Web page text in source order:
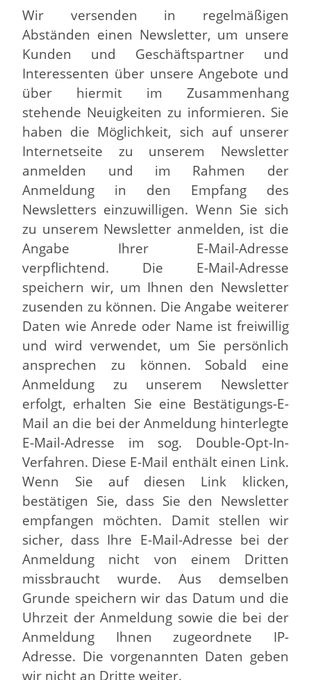
Wir versenden in regelmäßigen
Abständen einen Newsletter, um unsere
Kunden und Geschäftspartner und
Interessenten über unsere Angebote und
über hiermit im Zusammenhang
stehende Neuigkeiten zu informieren. Sie
haben die Möglichkeit, sich auf unserer
Internetseite zu unserem Newsletter
anmelden und im Rahmen der
Anmeldung in den Empfang des
Newsletters einzuwilligen. Wenn Sie sich
zu unserem Newsletter anmelden, ist die
Angabe Ihrer E-Mail-Adresse
verpflichtend. Die E-Mail-Adresse
speichern wir, um Ihnen den Newsletter
zusenden zu können. Die Angabe weiterer
Daten wie Anrede oder Name ist freiwillig
und wird verwendet, um Sie persönlich
ansprechen zu können. Sobald eine
Anmeldung zu unserem Newsletter
erfolgt, erhalten Sie eine Bestätigungs-E-
Mail an die bei der Anmeldung hinterlegte
E-Mail-Adresse im sog. Double-Opt-In-
Verfahren. Diese E-Mail enthält einen Link.
Wenn Sie auf diesen Link klicken,
bestätigen Sie, dass Sie den Newsletter
empfangen möchten. Damit stellen wir
sicher, dass Ihre E-Mail-Adresse bei der
Anmeldung nicht von einem Dritten
missbraucht wurde. Aus demselben
Grunde speichern wir das Datum und die
Uhrzeit der Anmeldung sowie die bei der
Anmeldung Ihnen zugeordnete IP-
Adresse. Die vorgenannten Daten geben
wir nicht an Dritte weiter.